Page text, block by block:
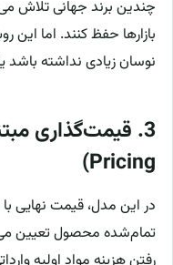
چندین برند جهانی تلاش
بازارها حفظ کنند. اما این
نوسان زیادی نداشته باشد
Pricing)
در این مدل، قیمت نهایی
تمام‌شده محصول تعیین